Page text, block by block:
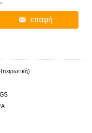
επαφή